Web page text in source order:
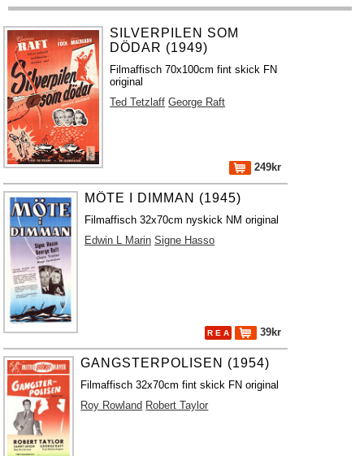
SILVERPILEN SOM
DÖDAR (1949)
Filmaffisch 70x100cm fint skick FN
original
Ted Tetzlaff George Raft
249kr
MÖTE I DIMMAN (1945)
Filmaffisch 32x70cm nyskick NM original
Edwin L Marin Signe Hasso
R E A 39kr
GANGSTERPOLISEN (1954)
Filmaffisch 32x70cm fint skick FN original
Roy Rowland Robert Taylor